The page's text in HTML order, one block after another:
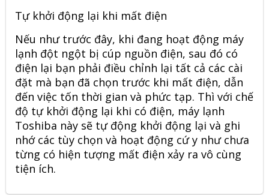
Tự khởi động lại khi mất điện
Nếu như trước đây, khi đang hoạt động máy
lạnh đột ngột bị cúp nguồn điện, sau đó có
điện lại bạn phải điều chỉnh lại tất cả các cài
đặt mà bạn đã chọn trước khi mất điện, dẫn
đến việc tốn thời gian và phức tạp. Thì với chế
độ tự khởi động lại khi có điện, máy lạnh
Toshiba này sẽ tự động khởi động lại và ghi
nhớ các tùy chọn và hoạt động cứ y như chưa
từng có hiện tượng mất điện xảy ra vô cùng
tiện ích.